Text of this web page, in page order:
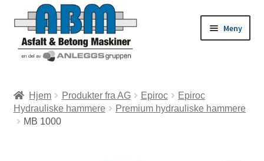
Meny
Hjem Produkter fra AG Epiroc
Epiroc
Hydrauliske hammere
Premium hydrauliske hammere
MB 1000